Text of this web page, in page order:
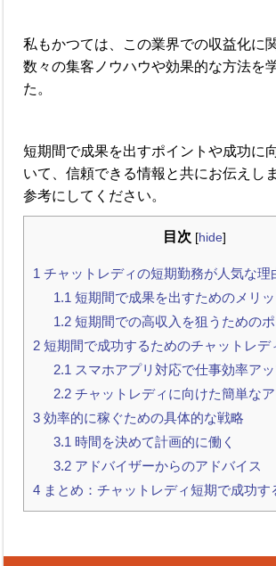
私もかつては、この業界での収益化に
数々の集客ノウハウや効果的な方法を
た。
短期間で成果を出すポイントや成功に
いて、信頼できる情報と共にお伝えし
参考にしてください。
目次 [hide]
1 チャットレディの短期勤務が人気な理
1.1 短期間で成果を出すためのメリッ
1.2 短期間での高収入を狙うための
2 短期間で成功するためのチャットレデ
2.1 スマホアプリ対応で仕事効率ア
2.2 チャットレディに向けた簡単な
3 効率的に稼ぐための具体的な戦略
3.1 時間を決めて計画的に働く
3.2 アドバイザーからのアドバイス
4 まとめ：チャットレディ短期で成功す